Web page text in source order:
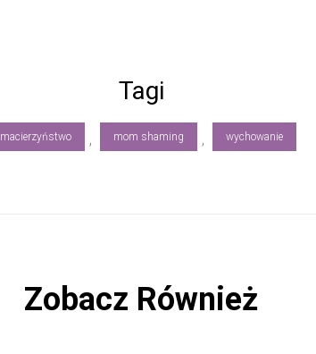
Tagi
macierzyństwo , mom shaming , wychowanie
Zobacz Również